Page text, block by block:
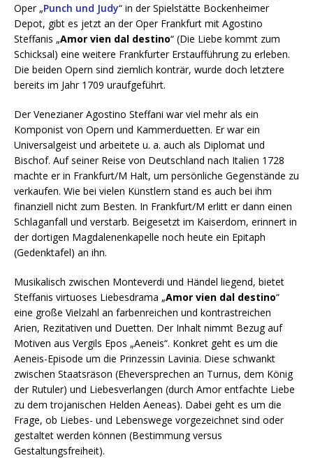
Oper „Punch und Judy“ in der Spielstätte Bockenheimer
Depot, gibt es jetzt an der Oper Frankfurt mit Agostino
Steffanis „Amor vien dal destino“ (Die Liebe kommt zum
Schicksal) eine weitere Frankfurter Erstaufführung zu erleben.
Die beiden Opern sind ziemlich konträr, wurde doch letztere
bereits im Jahr 1709 uraufgeführt.
Der Venezianer Agostino Steffani war viel mehr als ein
Komponist von Opern und Kammerduetten. Er war ein
Universalgeist und arbeitete u. a. auch als Diplomat und
Bischof. Auf seiner Reise von Deutschland nach Italien 1728
machte er in Frankfurt/M Halt, um persönliche Gegenstände zu
verkaufen. Wie bei vielen Künstlern stand es auch bei ihm
finanziell nicht zum Besten. In Frankfurt/M erlitt er dann einen
Schlaganfall und verstarb. Beigesetzt im Kaiserdom, erinnert in
der dortigen Magdalenenkapelle noch heute ein Epitaph
(Gedenktafel) an ihn.
Musikalisch zwischen Monteverdi und Händel liegend, bietet
Steffanis virtuoses Liebesdrama „Amor vien dal destino“
eine große Vielzahl an farbenreichen und kontrastreichen
Arien, Rezitativen und Duetten. Der Inhalt nimmt Bezug auf
Motiven aus Vergils Epos „Aeneis“. Konkret geht es um die
Aeneis-Episode um die Prinzessin Lavinia. Diese schwankt
zwischen Staatsräson (Eheversprechen an Turnus, dem König
der Rutuler) und Liebesverlangen (durch Amor entfachte Liebe
zu dem trojanischen Helden Aeneas). Dabei geht es um die
Frage, ob Liebes- und Lebenswege vorgezeichnet sind oder
gestaltet werden können (Bestimmung versus
Gestaltungsfreiheit).